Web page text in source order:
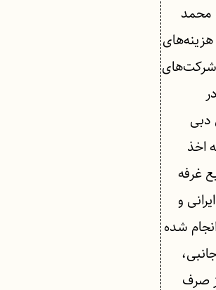
محمد
دبی
اخذ
مربع غرفه
و
شده
صرف